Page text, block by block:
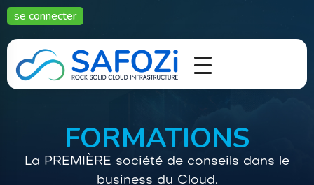
se connecter
FORMATIONS
La PREMIÈRE société de conseils dans le
business du Cloud.